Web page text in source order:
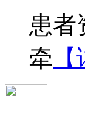
患者
牵